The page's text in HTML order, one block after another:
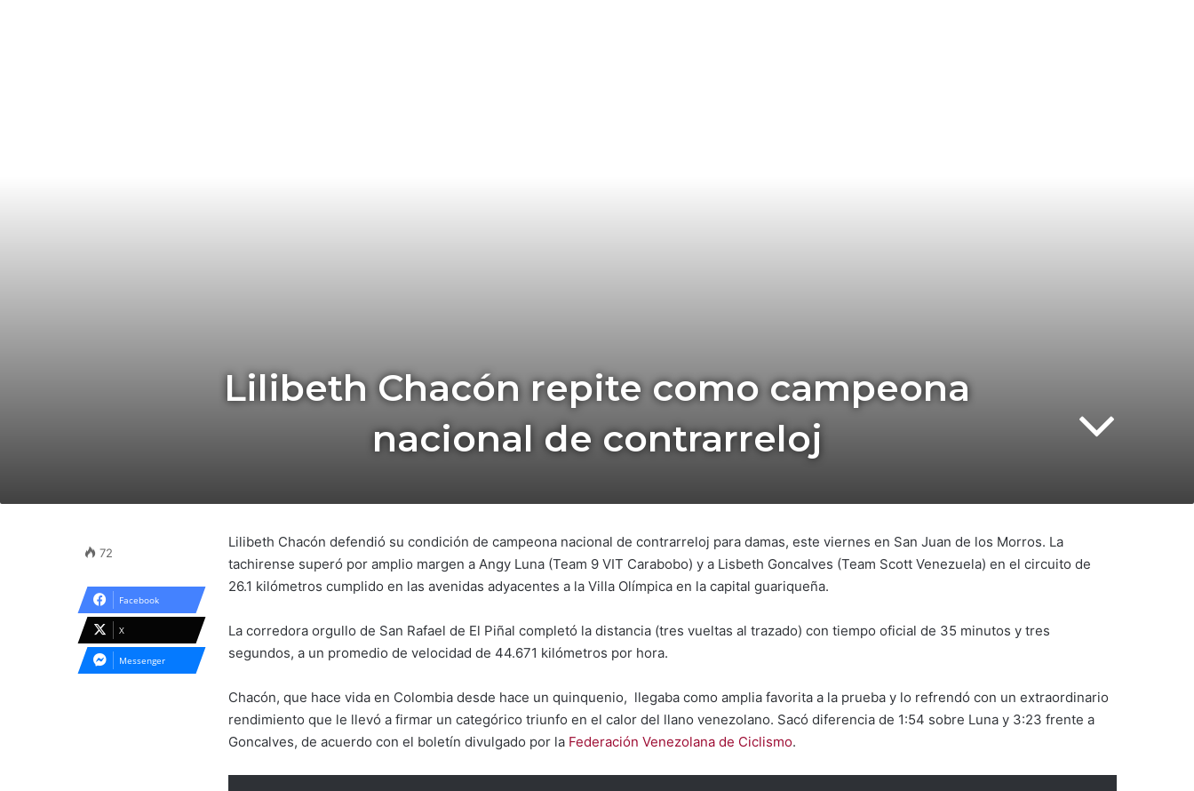
Lilibeth Chacón repite como campeona
nacional de contrarreloj
Lilibeth Chacón defendió su condición de campeona nacional de contrarreloj para damas, este viernes en San Juan de los Morros. La
tachirense superó por amplio margen a Angy Luna (Team 9 VIT Carabobo) y a Lisbeth Goncalves (Team Scott Venezuela) en el circuito de
26.1 kilómetros cumplido en las avenidas adyacentes a la Villa Olímpica en la capital guariqueña.
La corredora orgullo de San Rafael de El Piñal completó la distancia (tres vueltas al trazado) con tiempo oficial de 35 minutos y tres
segundos, a un promedio de velocidad de 44.671 kilómetros por hora.
Chacón, que hace vida en Colombia desde hace un quinquenio, llegaba como amplia favorita a la prueba y lo refrendó con un extraordinario
rendimiento que le llevó a firmar un categórico triunfo en el calor del llano venezolano. Sacó diferencia de 1:54 sobre Luna y 3:23 frente a
Goncalves, de acuerdo con el boletín divulgado por la Federación Venezolana de Ciclismo.
72
Facebook
X
Messenger